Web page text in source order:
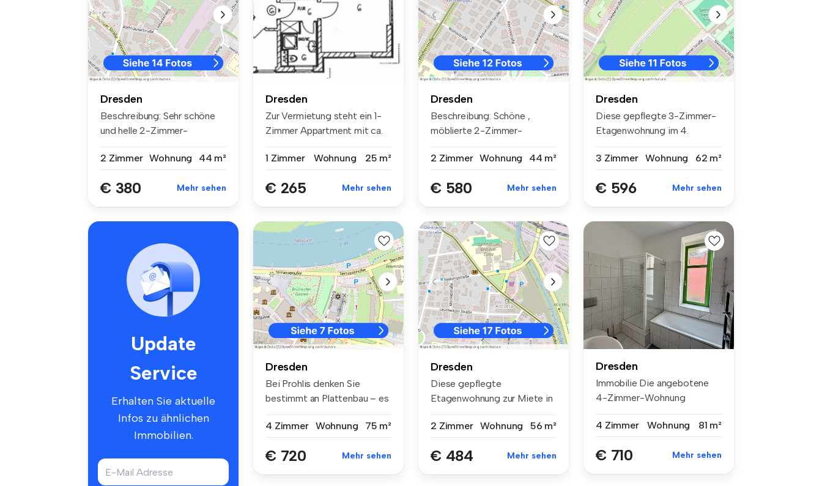
Dresden
Beschreibung: Sehr schöne
und helle 2-Zimmer-
2 Zimmer Wohnung 44 m²
€ 380 Mehr sehen
Dresden
Zur Vermietung steht ein 1-
Zimmer Appartment mit ca.
1 Zimmer
Wohnung 25 m²
€ 265 Mehr sehen
Dresden
Beschreibung: Schöne ,
möblierte 2-Zimmer-
2 Zimmer Wohnung 44 m²
€ 580 Mehr sehen
Dresden
Diese gepflegte 3-Zimmer-
Etagenwohnung im 4.
3 Zimmer
Wohnung 62 m²
€ 596 Mehr sehen
Update
Service
Erhalten Sie aktuelle
Infos zu ähnlichen
Immobilien.
Dresden
Bei Prohlis denken Sie
bestimmt an Plattenbau – es
4 Zimmer Wohnung 75 m²
€ 720 Mehr sehen
Dresden
Diese gepflegte
Etagenwohnung zur Miete in
2 Zimmer
Wohnung 56 m²
€ 484 Mehr sehen
Dresden
Immobilie Die angebotene
4-Zimmer-Wohnung
4 Zimmer
Wohnung 81 m²
€ 710 Mehr sehen